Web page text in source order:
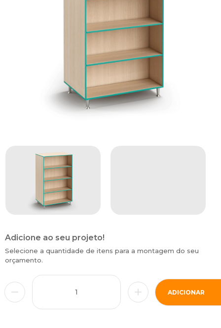
Adicione ao seu projeto!
Selecione a quantidade de itens para a montagem do seu
orçamento.
ADICIONAR